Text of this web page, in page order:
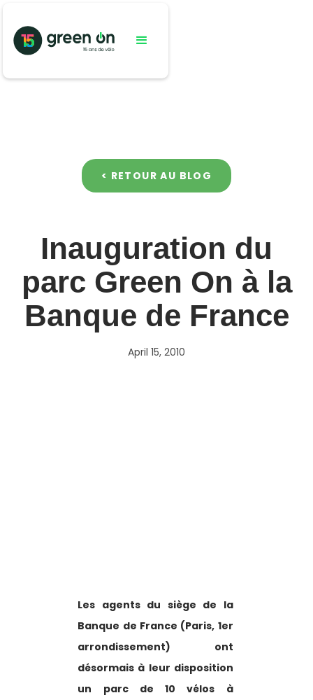
< RETOUR AU BLOG
Inauguration du
parc Green On à la
Banque de France
April 15, 2010
Les agents du siège de la
Banque de France (Paris, 1er
arrondissement) ont
désormais à leur disposition
un parc de 10 vélos à